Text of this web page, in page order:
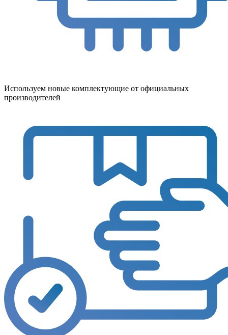
Используем новые комплектующие от официальных
производителей